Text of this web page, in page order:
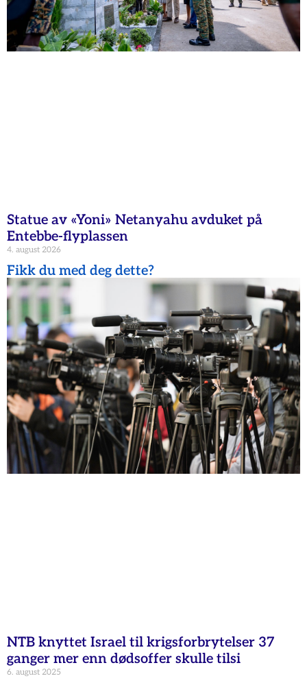
Statue av «Yoni» Netanyahu avduket på
Entebbe-flyplassen
4. august 2026
Fikk du med deg dette?
NTB knyttet Israel til krigsforbrytelser 37
ganger mer enn dødsoffer skulle tilsi
6. august 2025